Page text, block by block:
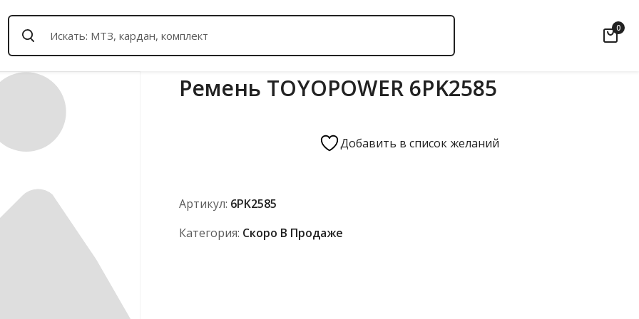
0
Ремень TOYOPOWER 6PK2585
Добавить в список желаний
Артикул: 6PK2585
Категория: Скоро В Продаже